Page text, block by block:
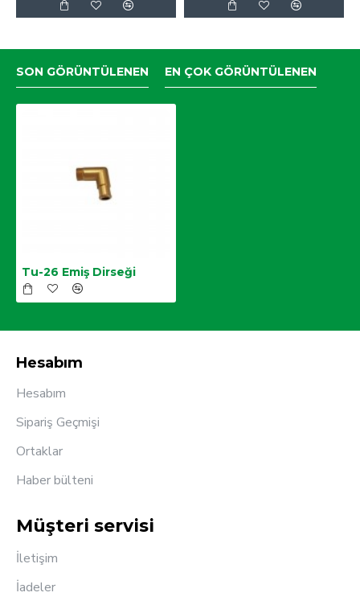
SON GÖRÜNTÜLENEN EN ÇOK GÖRÜNTÜLENEN
Tu-26 Emiş Dirseği
Hesabım
Hesabım
Sipariş Geçmişi
Ortaklar
Haber bülteni
Müşteri servisi
İletişim
İadeler